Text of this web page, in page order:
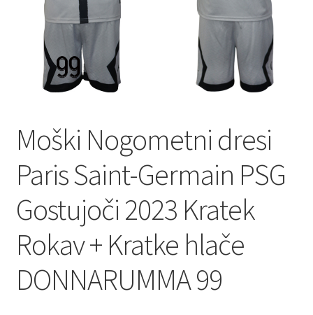
Moški Nogometni dresi
Paris Saint-Germain PSG
Gostujoči 2023 Kratek
Rokav + Kratke hlače
DONNARUMMA 99